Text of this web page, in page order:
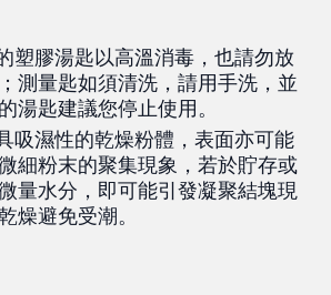
塑膠湯匙以高溫消毒，也請勿放
測量匙如須清洗，請用手洗，並
湯匙建議您停止使用。
吸濕性的乾燥粉體，表面亦可能
細粉末的聚集現象，若於貯存或
量水分，即可能引發凝聚結塊現
燥避免受潮。